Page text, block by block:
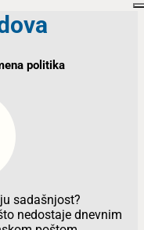
politika
sadašnjost?
nedostaje dnevnim